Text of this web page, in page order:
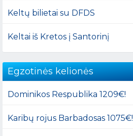
Keltų bilietai su DFDS
Keltai iš Kretos į Santorinį
Egzotinės kelionės
Dominikos Respublika 1209€!
Karibų rojus Barbadosas 1075€!